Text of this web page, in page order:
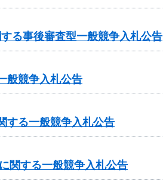
る事後審査型一般競争入札公告
般競争入札公告
する一般競争入札公告
関する一般競争入札公告